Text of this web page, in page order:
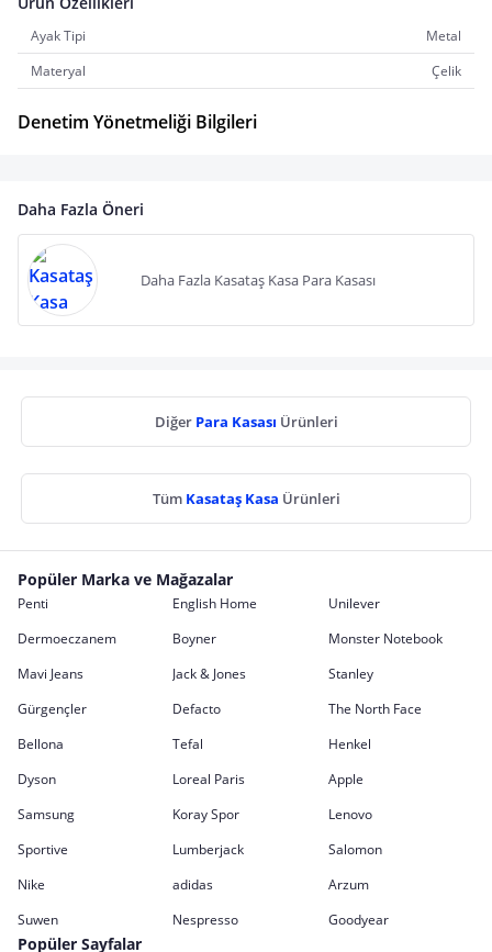
Ayak Tipi
Metal
Materyal
Çelik
Denetim Yönetmeliği Bilgileri
Daha Fazla Öneri
Daha Fazla Kasataş Kasa Para Kasası
Diğer Para Kasası Ürünleri
Tüm Kasataş Kasa Ürünleri
Popüler Marka ve Mağazalar
Penti English Home
Unilever
Dermoeczanem
Boyner
Monster Notebook
Mavi Jeans
Jack & Jones
Stanley
Gürgençler
Defacto
The North Face
Bellona
Tefal
Henkel
Dyson
Loreal Paris
Apple
Samsung
Koray Spor
Lenovo
Sportive
Lumberjack
Salomon
Nike
adidas
Arzum
Suwen
Nespresso Goodyear
Popüler Sayfalar